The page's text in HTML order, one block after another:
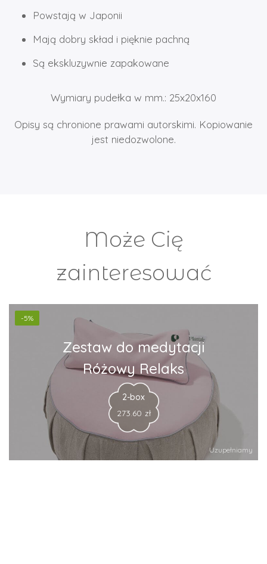
Powstają w Japonii
Mają dobry skład i pięknie pachną
Są ekskluzywnie zapakowane
Wymiary pudełka w mm.: 25x20x160
Opisy są chronione prawami autorskimi. Kopiowanie
jest niedozwolone.
Może Cię
zainteresować
-5%
Uzupełniamy
Zestaw do medytacji
Różowy Relaks
2-box
273.60 zł